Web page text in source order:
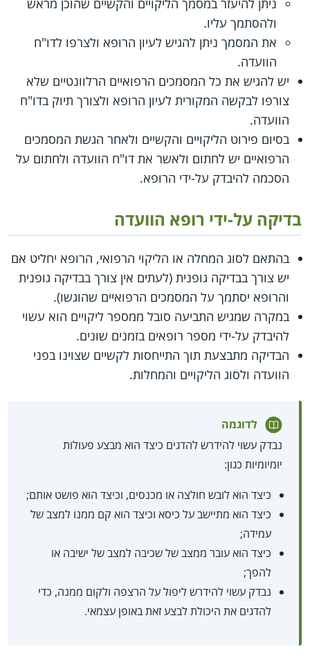
ניתן להיעזר במסמך הליקויים והקשיים שהוכן מראש
ולהסתמך עליו.
את המסמך ניתן להגיש לעיון הרופא ולצרפו לדו"ח
הוועדה.
יש להגיש את כל המסמכים הרפואיים הרלוונטיים שלא
צורפו לבקשה המקורית לעיון הרופא ולצורך תיוק בדו"ח
הוועדה.
בסיום פירוט הליקויים והקשיים ולאחר הגשת המסמכים
הרפואיים יש לחתום ולאשר את דו"ח הוועדה ולחתום על
הסכמה להיבדק על-ידי הרופא.
בדיקה על-ידי רופא הוועדה
בהתאם לסוג המחלה או הליקוי הרפואי, הרופא יחליט אם
יש צורך בבדיקה גופנית (לעתים אין צורך בבדיקה גופנית
והרופא יסתמך על המסמכים הרפואיים שהוגשו).
במקרה שמגיש התביעה סובל ממספר ליקויים הוא עשוי
להיבדק על-ידי מספר רופאים בזמנים שונים.
הבדיקה מתבצעת תוך התייחסות לקשיים שצוינו בפני
הוועדה ולסוג הליקויים והמחלות.
לדוגמה
נבדק עשוי להידרש להדגים כיצד הוא מבצע פעולות
יומיומיות כגון:
כיצד הוא לובש חולצה או מכנסים, וכיצד הוא פושט אותם;
כיצד הוא מתיישב על כיסא וכיצד הוא קם ממנו למצב של
עמידה;
כיצד הוא עובר ממצב של שכיבה למצב של ישיבה או
להפך;
נבדק עשוי להידרש ליפול על הרצפה ולקום ממנה, כדי
להדגים את היכולת לבצע זאת באופן עצמאי.